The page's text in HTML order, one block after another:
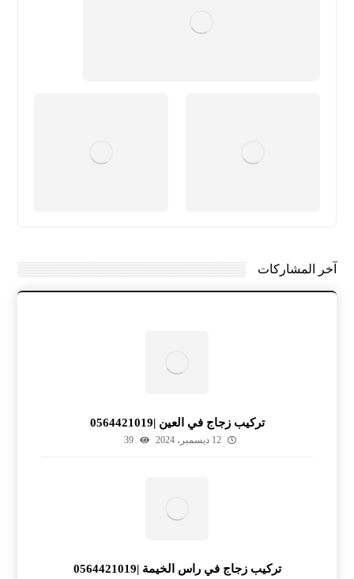
آخر المشاركات
تركيب زجاج في العين |0564421019
12 ديسمبر، 2024 39
تركيب زجاج في راس الخيمة |0564421019